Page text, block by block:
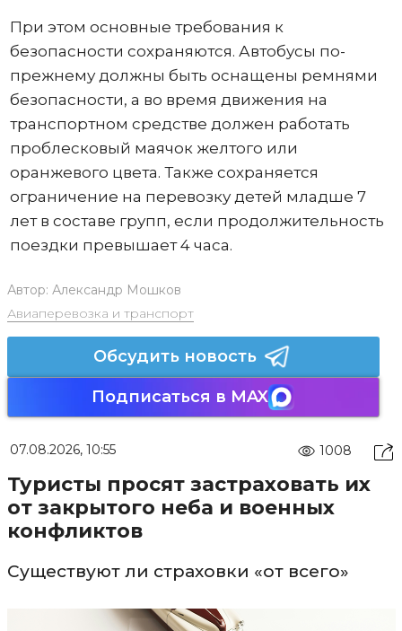
При этом основные требования к
безопасности сохраняются. Автобусы по-
прежнему должны быть оснащены ремнями
безопасности, а во время движения на
транспортном средстве должен работать
проблесковый маячок желтого или
оранжевого цвета. Также сохраняется
ограничение на перевозку детей младше 7
лет в составе групп, если продолжительность
поездки превышает 4 часа.
Автор: Александр Мошков
Авиаперевозка и транспорт
Обсудить новость
Подписаться в MAX
07.08.2026, 10:55 1008
Туристы просят застраховать их
от закрытого неба и военных
конфликтов
Существуют ли страховки «от всего»